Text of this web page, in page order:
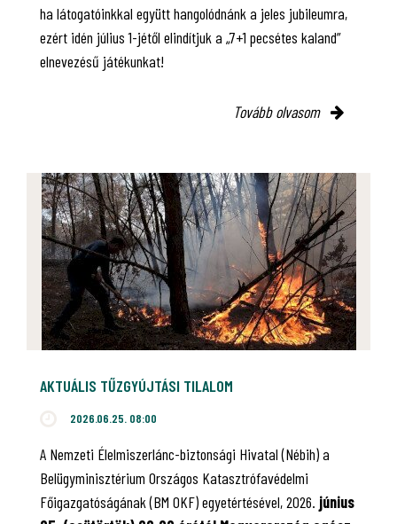
ha látogatóinkkal együtt hangolódnánk a jeles jubileumra,
ezért idén július 1-jétől elindítjuk a „7+1 pecsétes kaland”
elnevezésű játékunkat!
Tovább olvasom
AKTUÁLIS TŰZGYÚJTÁSI TILALOM
2026.06.25. 08:00
A Nemzeti Élelmiszerlánc-biztonsági Hivatal (Nébih) a
Belügyminisztérium Országos Katasztrófavédelmi
Főigazgatóságának (BM OKF) egyetértésével, 2026. június